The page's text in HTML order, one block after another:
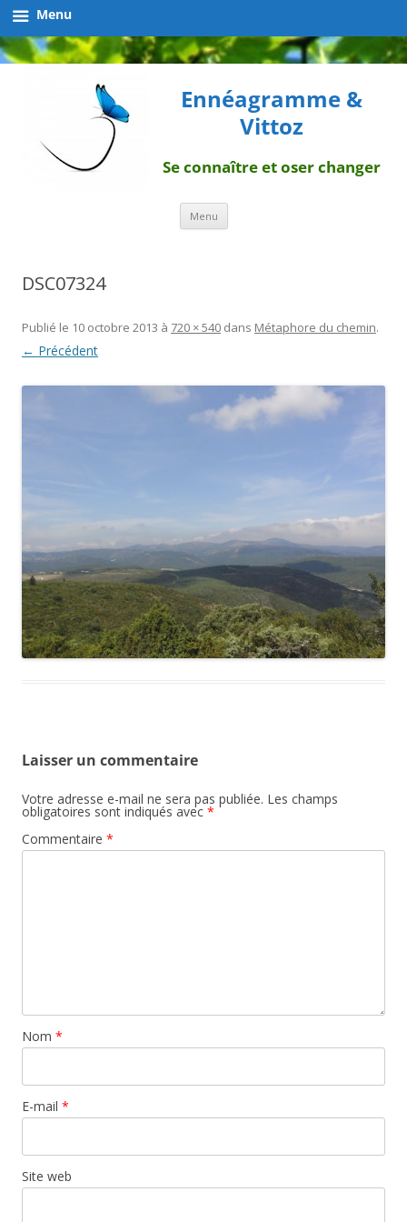
Ennéagramme &
Vittoz
Se connaître et oser changer
Menu Aller
contenu
DSC07324
Publié le 10 octobre 2013 à 720 × 540 dans Métaphore du chemin.
← Précédent
Laisser un commentaire
Votre adresse e-mail ne sera pas publiée. Les champs
obligatoires sont indiqués avec *
Commentaire *
Nom *
E-mail *
Site web
Menu